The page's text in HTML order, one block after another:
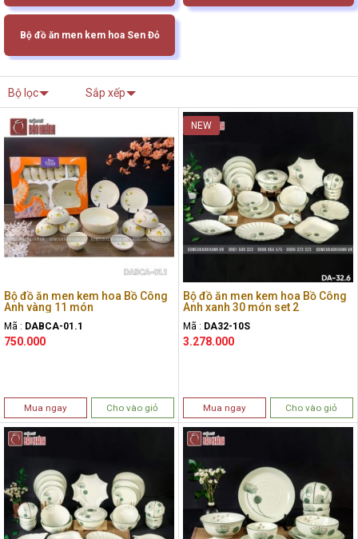
Bộ đồ ăn men kem hoa Sen Đỏ
Bộ lọc Sắp xếp
Bộ đồ ăn men kem hoa Bồ Công
Anh vàng 11 món
Mã : DABCA-01.1
750.000
Mua ngay Cho vào giỏ
Bộ đồ ăn men kem hoa Bồ Công
Anh xanh 30 món set 2
Mã : DA32-10S
3.278.000
NEW
Mua ngay Cho vào giỏ